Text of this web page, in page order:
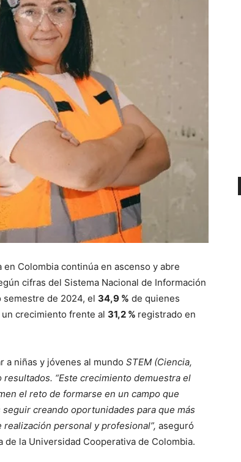
Colombia continúa en ascenso y abre
cifras del Sistema Nacional de Información
semestre de 2024, el 34,9 % de quienes
crecimiento frente al 31,2 % registrado en
a niñas y jóvenes al mundo STEM (Ciencia,
“Este crecimiento demuestra el
el reto de formarse en un campo que
creando oportunidades para que más
personal y profesional”, aseguró
de la Universidad Cooperativa de Colombia.